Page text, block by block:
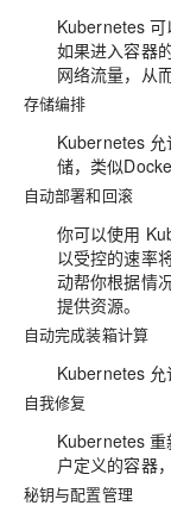
Kubernetes 可
如果进入容器
网络流量，从
存储编排
Kubernetes
储，类似
自动部署和回滚
你可以使用
以受控的速率
动帮你根据情
提供资源。
自动完成装箱计算
Kubernetes 允
自我修复
Kubernetes
户定义的容器
秘钥与配置管理